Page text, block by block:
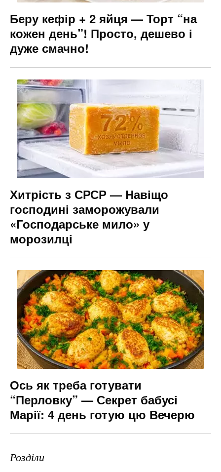
Беру кефір + 2 яйця — Торт “на
кожен день”! Просто, дешево і
дуже смачно!
Хитрість з СРСР — Навіщо
господині заморожували
«Господарське мило» у
морозилці
Ось як треба готувати
“Перловку” — Секрет бабусі
Марії: 4 день готую цю Вечерю
Розділи